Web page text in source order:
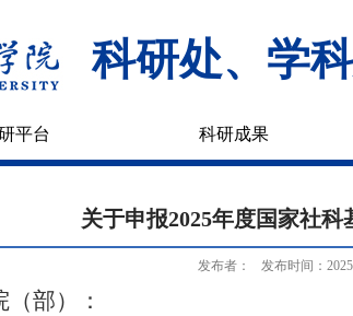
科研处、学
平台 科研成果
关于申报2025年度国家社
发布者： 发布时间：
部）：